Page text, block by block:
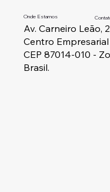
Onde Estamos
Av. Carneiro Leão,
Centro
CEP 87014-010 -
Brasil.